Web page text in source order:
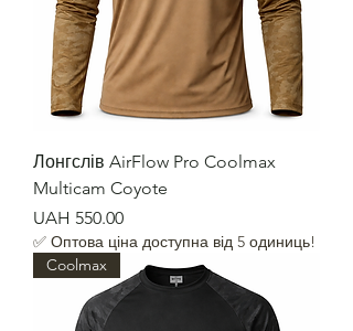
Лонгслів AirFlow Pro Coolmax
Multicam Coyote
Price
UAH 550.00
✅ Оптова ціна доступна від 5 одиниць!
Coolmax